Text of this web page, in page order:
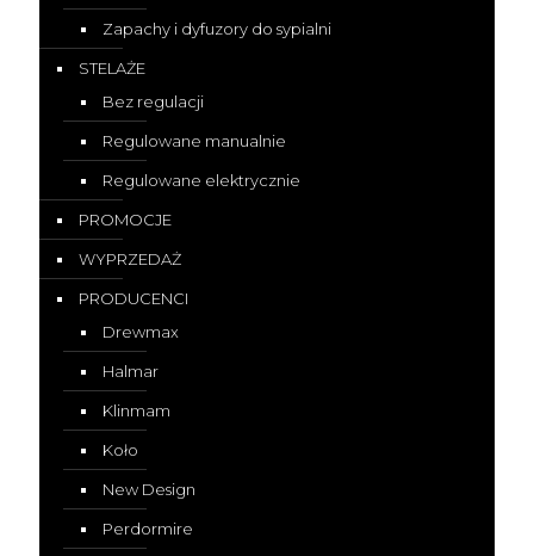
Zapachy i dyfuzory do sypialni
STELAŻE
Bez regulacji
Regulowane manualnie
Regulowane elektrycznie
PROMOCJE
WYPRZEDAŻ
PRODUCENCI
Drewmax
Halmar
Klinmam
Koło
New Design
Perdormire